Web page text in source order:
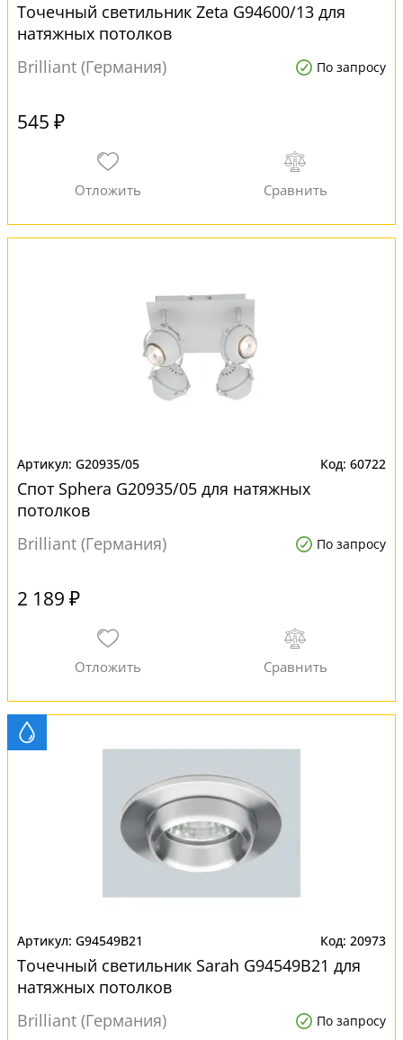
Точечный светильник Zeta G94600/13 для
натяжных потолков
Brilliant (Германия)
По запросу
545 ₽
G20935/05 60722
Спот Sphera G20935/05 для натяжных
потолков
Brilliant (Германия)
По запросу
2 189 ₽
G94549B21 20973
Точечный светильник Sarah G94549B21 для
натяжных потолков
Brilliant (Германия)
По запросу